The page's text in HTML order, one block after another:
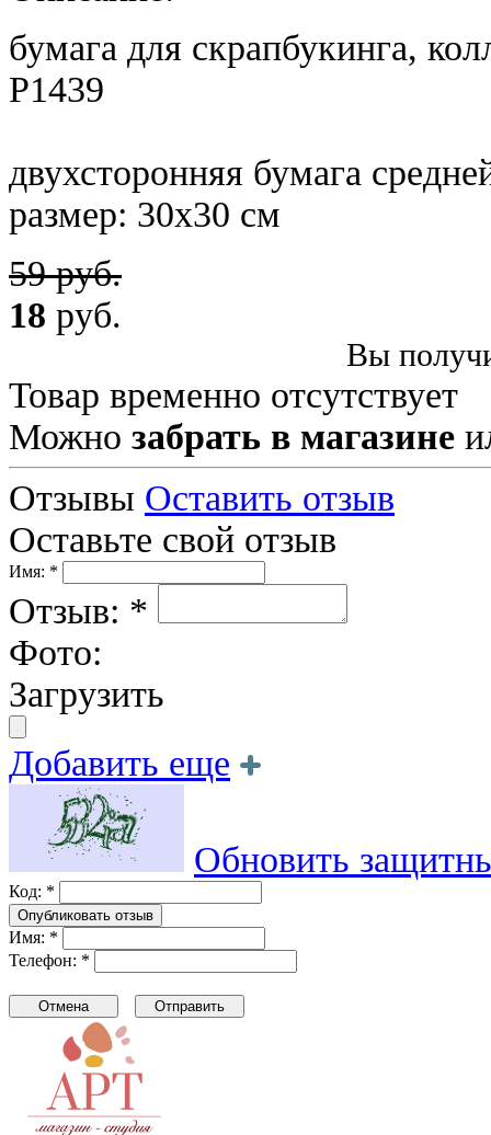
бумага для скрапбукинга,
P1439
двухсторонняя бумага
размер: 30х30 см
59 руб.
18 руб.
Вы
Товар временно отсутствует
Можно забрать в магазине
Отзывы Оставить отзыв
Оставьте свой отзыв
Имя: *
Отзыв: *
Фото:
Загрузить
Добавить еще
Обновить
Код: *
Имя: *
Телефон: *